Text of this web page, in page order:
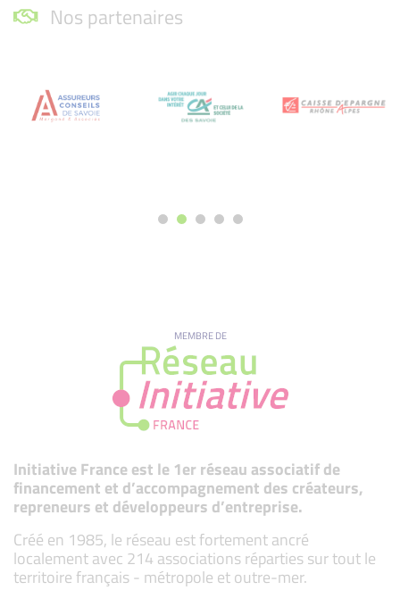
Nos partenaires
MEMBRE DE
Initiative France est le 1er réseau associatif de
financement et d’accompagnement des créateurs,
repreneurs et développeurs d’entreprise.
Créé en 1985, le réseau est fortement ancré
localement avec 214 associations réparties sur tout le
territoire français - métropole et outre-mer.